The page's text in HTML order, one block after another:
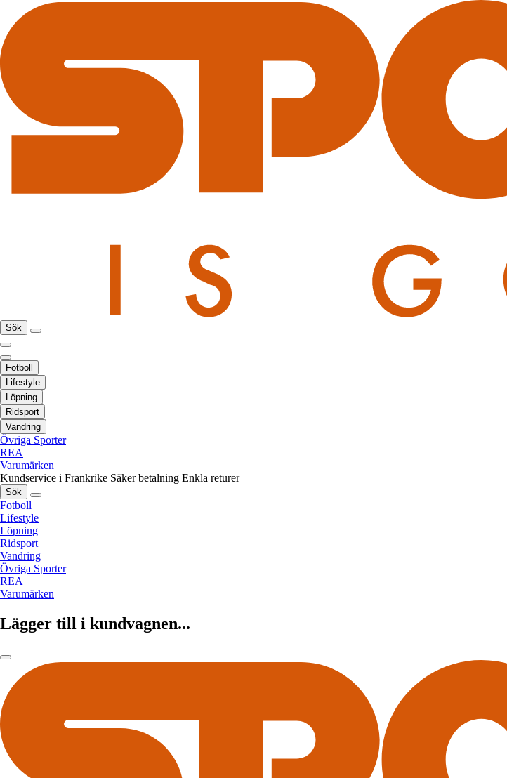
Sök
Fotboll
Lifestyle
Löpning
Ridsport
Vandring
Övriga Sporter
REA
Varumärken
Kundservice i Frankrike Säker betalning Enkla returer
Sök
Fotboll
Lifestyle
Löpning
Ridsport
Vandring
Övriga Sporter
REA
Varumärken
Lägger till i kundvagnen...